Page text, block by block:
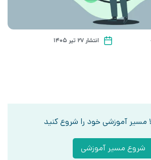
انتشار ۲۷ تیر ۱۴۰۵
مسیر آموزشی خود را شروع کنید
شروع مسیر آموزشی